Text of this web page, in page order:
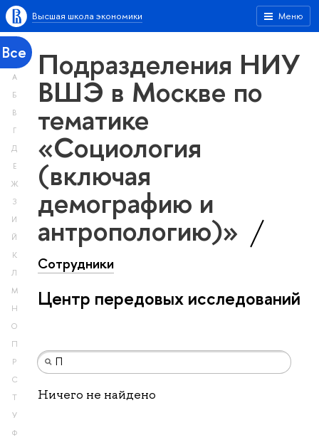
Меню
Высшая школа экономики
Все
А
Б
В
Г
Д
Е
Ж
З
И
Й
К
Л
М
Н
О
П
Р
С
Т
У
Ф
Подразделения НИУ
ВШЭ в Москве по
тематике
«Социология
(включая
демографию и
антропологию)»
Сотрудники
Центр передовых исследований
Ничего не найдено